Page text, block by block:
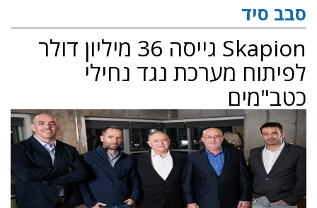
סבב סיד
Skapion גייסה 36 מיליון דולר
לפיתוח מערכת נגד נחילי
כטב"מים